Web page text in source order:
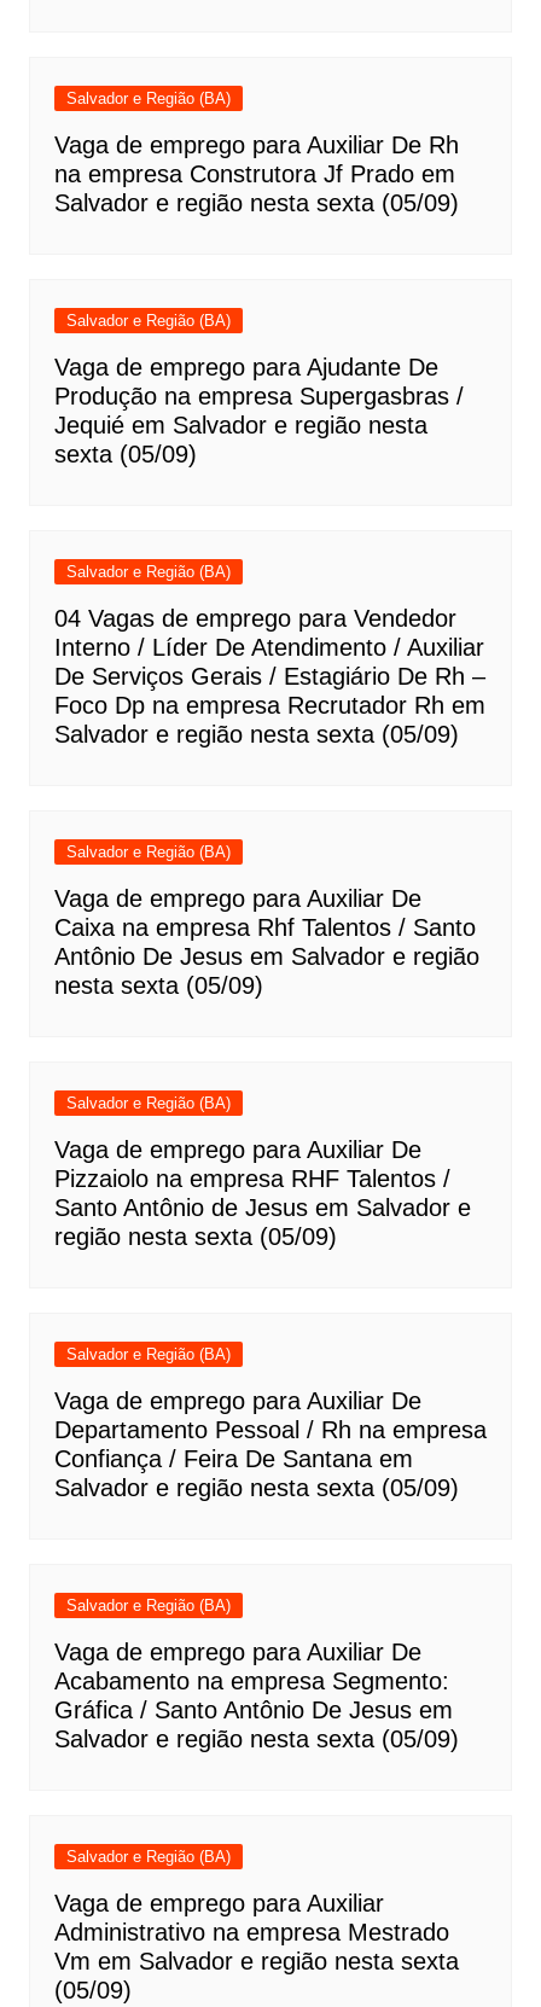
Salvador e Região (BA)
Vaga de emprego para Auxiliar De Rh
na empresa Construtora Jf Prado em
Salvador e região nesta sexta (05/09)
Salvador e Região (BA)
Vaga de emprego para Ajudante De
Produção na empresa Supergasbras /
Jequié em Salvador e região nesta
sexta (05/09)
Salvador e Região (BA)
04 Vagas de emprego para Vendedor
Interno / Líder De Atendimento / Auxiliar
De Serviços Gerais / Estagiário De Rh –
Foco Dp na empresa Recrutador Rh em
Salvador e região nesta sexta (05/09)
Salvador e Região (BA)
Vaga de emprego para Auxiliar De
Caixa na empresa Rhf Talentos / Santo
Antônio De Jesus em Salvador e região
nesta sexta (05/09)
Salvador e Região (BA)
Vaga de emprego para Auxiliar De
Pizzaiolo na empresa RHF Talentos /
Santo Antônio de Jesus em Salvador e
região nesta sexta (05/09)
Salvador e Região (BA)
Vaga de emprego para Auxiliar De
Departamento Pessoal / Rh na empresa
Confiança / Feira De Santana em
Salvador e região nesta sexta (05/09)
Salvador e Região (BA)
Vaga de emprego para Auxiliar De
Acabamento na empresa Segmento:
Gráfica / Santo Antônio De Jesus em
Salvador e região nesta sexta (05/09)
Salvador e Região (BA)
Vaga de emprego para Auxiliar
Administrativo na empresa Mestrado
Vm em Salvador e região nesta sexta
(05/09)